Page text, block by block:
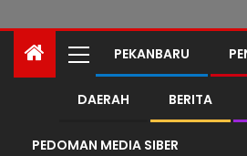
PEKANBARU
DAERAH BERITA
PEDOMAN MEDIA SIBER